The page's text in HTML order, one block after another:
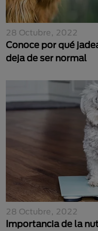
28 Octubre, 2022
Conoce por qué
deja de ser normal
28 Octubre, 2022
Importancia de la